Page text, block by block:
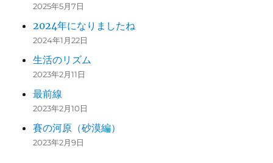
2025年5月7日
2024年になりましたね
2024年1月22日
生活のリズム
2023年2月11日
最前線
2023年2月10日
賽の河原（砂漠編）
2023年2月9日